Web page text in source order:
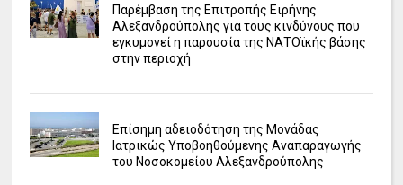
Παρέμβαση της Επιτροπής Ειρήνης
Αλεξανδρούπολης για τους κινδύνους που
εγκυμονεί η παρουσία της ΝΑΤΟϊκής βάσης
στην περιοχή
Επίσημη αδειοδότηση της Μονάδας
Ιατρικώς Υποβοηθούμενης Αναπαραγωγής
του Νοσοκομείου Αλεξανδρούπολης